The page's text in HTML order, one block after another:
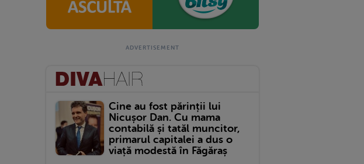
Cine au fost părinții lui
Nicușor Dan. Cu mama
contabilă și tatăl muncitor,
primarul capitalei a dus o
viață modestă în Făgăraș